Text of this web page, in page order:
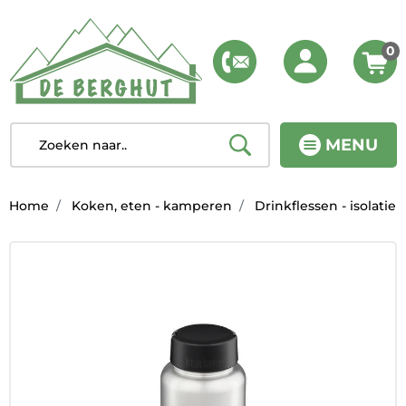
MENU
0
Home Koken, eten - kamperen Drinkflessen - isolatie